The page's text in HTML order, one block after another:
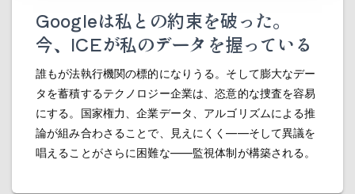
Googleは私との約束を破った。
今、ICEが私のデータを握っている
誰もが法執行機関の標的になりうる。そして膨大なデー
タを蓄積するテクノロジー企業は、恣意的な捜査を容易
にする。国家権力、企業データ、アルゴリズムによる推
論が組み合わさることで、見えにくく――そして異議を
唱えることがさらに困難な――監視体制が構築される。